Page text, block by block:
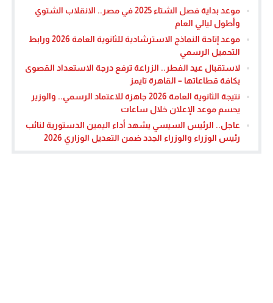
موعد بداية فصل الشتاء 2025 في مصر.. الانقلاب الشتوي
وأطول ليالي العام
موعد إتاحة النماذج الاسترشادية للثانوية العامة 2026 ورابط
التحميل الرسمي
لاستقبال عيد الفطر.. الزراعة ترفع درجة الاستعداد القصوى
بكافة قطاعاتها – القاهرة تايمز
نتيجة الثانوية العامة 2026 جاهزة للاعتماد الرسمي.. والوزير
يحسم موعد الإعلان خلال ساعات
عاجل.. الرئيس السيسي يشهد أداء اليمين الدستورية لنائب
رئيس الوزراء والوزراء الجدد ضمن التعديل الوزاري 2026